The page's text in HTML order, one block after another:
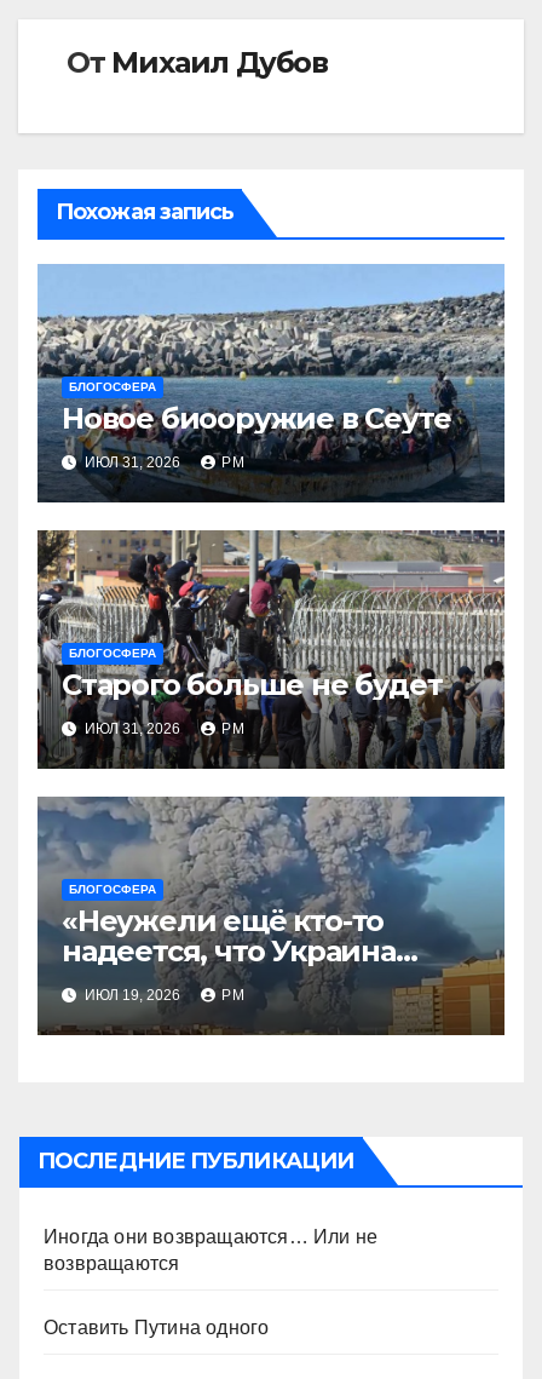
От Михаил Дубов
Похожая запись
БЛОГОСФЕРА
Новое биооружие в Сеуте
ИЮЛ 31, 2026 РМ
БЛОГОСФЕРА
Старого больше не будет
ИЮЛ 31, 2026 РМ
БЛОГОСФЕРА
«Неужели ещё кто-то
надеется, что Украина
будет действовать
непоследовательно?»
ИЮЛ 19, 2026 РМ
ПОСЛЕДНИЕ ПУБЛИКАЦИИ
Иногда они возвращаются… Или не
возвращаются
Оставить Путина одного